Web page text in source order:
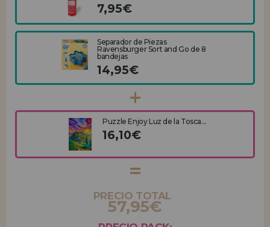
7,95€
Separador de Piezas
Ravensburger Sort and Go de 8
bandejas
14,95€
Puzzle Enjoy Luz de la Tosca...
16,10€
PRECIO TOTAL
57,95€